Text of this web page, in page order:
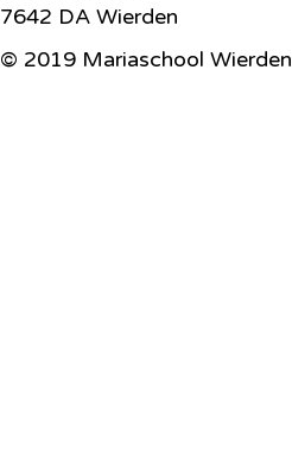
7642 DA Wierden
© 2019 Mariaschool Wierden